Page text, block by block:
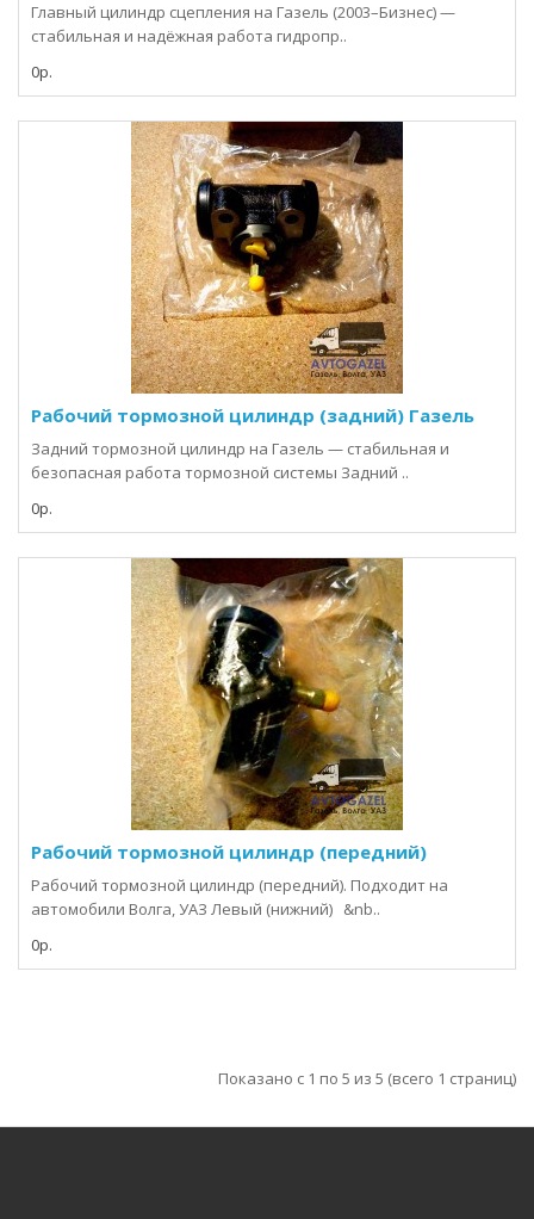
Главный цилиндр сцепления на Газель (2003–Бизнес) —
стабильная и надёжная работа гидропр..
0р.
Рабочий тормозной цилиндр (задний) Газель
Задний тормозной цилиндр на Газель — стабильная и
безопасная работа тормозной системы Задний ..
0р.
Рабочий тормозной цилиндр (передний)
Рабочий тормозной цилиндр (передний). Подходит на
автомобили Волга, УАЗ Левый (нижний) &nb..
0р.
Показано с 1 по 5 из 5 (всего 1 страниц)